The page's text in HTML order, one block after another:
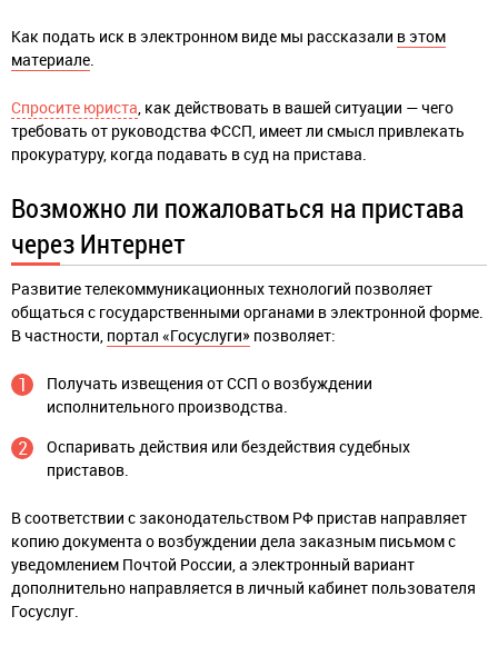
Как подать иск в электронном виде мы рассказали в этом
материале.
Спросите юриста, как действовать в вашей ситуации — чего
требовать от руководства ФССП, имеет ли смысл привлекать
прокуратуру, когда подавать в суд на пристава.
Возможно ли пожаловаться на пристава
через Интернет
Развитие телекоммуникационных технологий позволяет
общаться с государственными органами в электронной форме.
В частности, портал «Госуслуги» позволяет:
Получать извещения от ССП о возбуждении
исполнительного производства.
Оспаривать действия или бездействия судебных
приставов.
В соответствии с законодательством РФ пристав направляет
копию документа о возбуждении дела заказным письмом с
уведомлением Почтой России, а электронный вариант
дополнительно направляется в личный кабинет пользователя
Госуслуг.